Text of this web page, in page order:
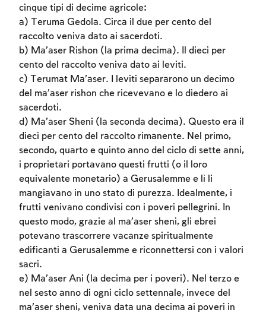
cinque tipi di decime agricole:
a) Teruma Gedola. Circa il due per cento del
raccolto veniva dato ai sacerdoti.
b) Ma’aser Rishon (la prima decima). Il dieci per
cento del raccolto veniva dato ai leviti.
c) Terumat Ma’aser. I leviti separarono un decimo
del ma’aser rishon che ricevevano e lo diedero ai
sacerdoti.
d) Ma’aser Sheni (la seconda decima). Questo era il
dieci per cento del raccolto rimanente. Nel primo,
secondo, quarto e quinto anno del ciclo di sette anni,
i proprietari portavano questi frutti (o il loro
equivalente monetario) a Gerusalemme e lì li
mangiavano in uno stato di purezza. Idealmente, i
frutti venivano condivisi con i poveri pellegrini. In
questo modo, grazie al ma’aser sheni, gli ebrei
potevano trascorrere vacanze spiritualmente
edificanti a Gerusalemme e riconnettersi con i valori
sacri.
e) Ma’aser Ani (la decima per i poveri). Nel terzo e
nel sesto anno di ogni ciclo settennale, invece del
ma’aser sheni, veniva data una decima ai poveri in
Account required
To mark concepts as learned, you'll need
to create an account or log in.
Sign up Login